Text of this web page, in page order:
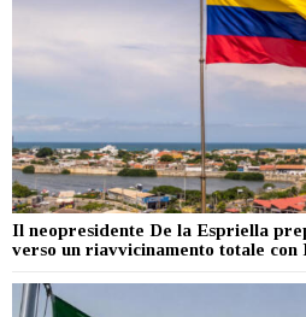
Il neopresidente De la Espriella
verso un riavvicinamento totale con